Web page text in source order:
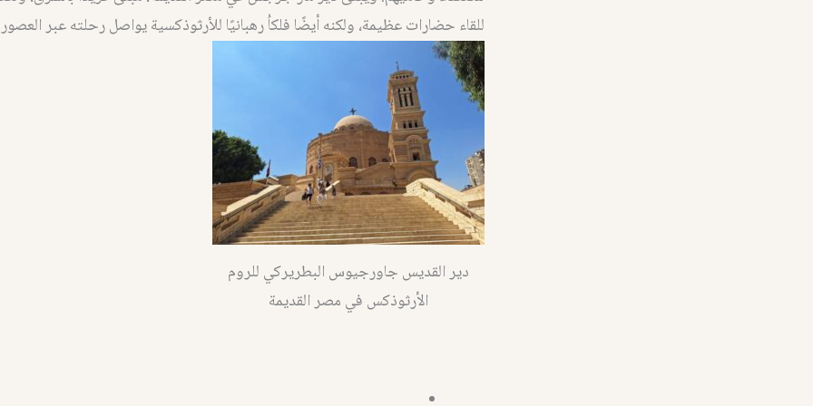
للقاء حضارات عظيمة، ولكنه أيضًا فلكاُ رهبانيًا للأرثوذكسية يواصل رحلته عبر
دير القديس جاورجيوس البطريركي للروم
الأرثوذكس في مصر القديمة